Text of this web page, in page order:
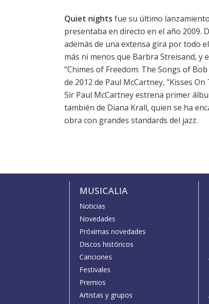
Quiet nights fue su último
presentaba en directo en el año 2009.
además de una extensa gira por todo
más ni menos que Barbra Streisand, y
"Chimes of Freedom: The Songs of
de 2012 de Paul McCartney, "Kisses
Sir Paul McCartney estrena primer
también de Diana Krall, quien se ha
obra con grandes standards del jazz.
MUSICALIA
Noticias
Novedades
Próximas novedades
Discos históricos
Canciones
Festivales
Premios
Artistas y grupos